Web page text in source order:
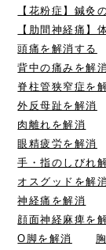
【花粉症】鍼灸
【肋間神経痛】
頭痛を解消する
背中の痛みを解消
脊柱管狭窄症を
外反母趾を解消
肉離れを解消
眼精疲労を解消
手・指のしびれ
オスグッドを解消
神経痛を解消
顔面神経麻痺を
O脚を解消